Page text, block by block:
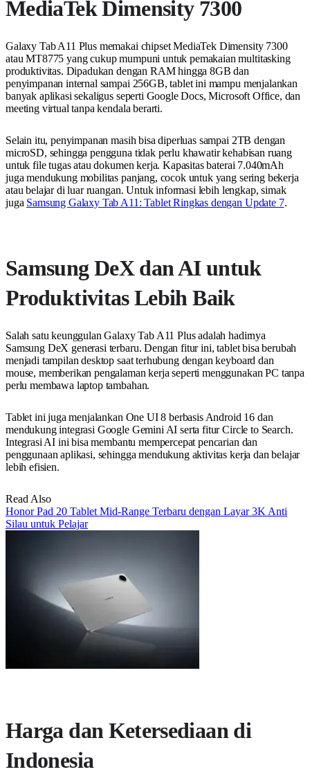
MediaTek Dimensity 7300
Galaxy Tab A11 Plus memakai chipset MediaTek Dimensity 7300
atau MT8775 yang cukup mumpuni untuk pemakaian multitasking
produktivitas. Dipadukan dengan RAM hingga 8GB dan
penyimpanan internal sampai 256GB, tablet ini mampu menjalankan
banyak aplikasi sekaligus seperti Google Docs, Microsoft Office, dan
meeting virtual tanpa kendala berarti.
Selain itu, penyimpanan masih bisa diperluas sampai 2TB dengan
microSD, sehingga pengguna tidak perlu khawatir kehabisan ruang
untuk file tugas atau dokumen kerja. Kapasitas baterai 7.040mAh
juga mendukung mobilitas panjang, cocok untuk yang sering bekerja
atau belajar di luar ruangan. Untuk informasi lebih lengkap, simak
juga Samsung Galaxy Tab A11: Tablet Ringkas dengan Update 7.
Samsung DeX dan AI untuk
Produktivitas Lebih Baik
Salah satu keunggulan Galaxy Tab A11 Plus adalah hadirnya
Samsung DeX generasi terbaru. Dengan fitur ini, tablet bisa berubah
menjadi tampilan desktop saat terhubung dengan keyboard dan
mouse, memberikan pengalaman kerja seperti menggunakan PC tanpa
perlu membawa laptop tambahan.
Tablet ini juga menjalankan One UI 8 berbasis Android 16 dan
mendukung integrasi Google Gemini AI serta fitur Circle to Search.
Integrasi AI ini bisa membantu mempercepat pencarian dan
penggunaan aplikasi, sehingga mendukung aktivitas kerja dan belajar
lebih efisien.
Read Also
Honor Pad 20 Tablet Mid-Range Terbaru dengan Layar 3K Anti
Silau untuk Pelajar
Harga dan Ketersediaan di
Indonesia